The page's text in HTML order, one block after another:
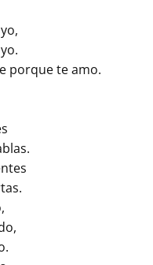
porque te amo.